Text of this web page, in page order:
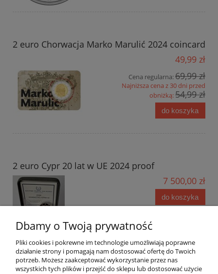
2 euro Chorwacja Marko Marulić 2024 coincard
49,99 zł
Cena regularna:69,99 zł
Najniższa cena z 30 dni przed
obniżką:54,99 zł
do koszyka
2 euro Cypr 20 lat w UE 2024 proof
7 500,00 zł
do koszyka
Dbamy o Twoją prywatność
Pliki cookies i pokrewne im technologie umożliwiają poprawne
działanie strony i pomagają nam dostosować ofertę do Twoich
potrzeb. Możesz zaakceptować wykorzystanie przez nas
wszystkich tych plików i przejść do sklepu lub dostosować użycie